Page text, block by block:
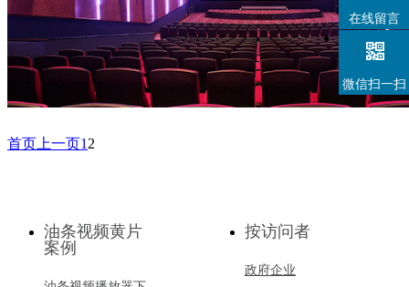
首页 上一页1 2
油条视频黄片
案例
按访问者
政府企业
在线留言
微信扫一扫